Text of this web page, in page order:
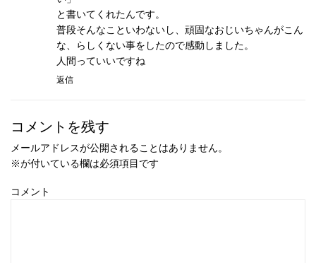
と書いてくれたんです。
普段そんなこといわないし、頑固なおじいちゃんがこん
な、らしくない事をしたので感動しました。
人間っていいですね
返信
コメントを残す
メールアドレスが公開されることはありません。
※が付いている欄は必須項目です
コメント